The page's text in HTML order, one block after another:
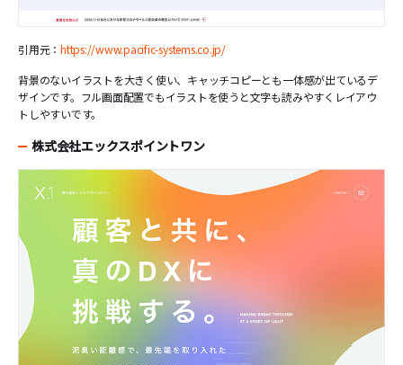
引用元：https://www.pacific-systems.co.jp/
背景のないイラストを大きく使い、キャッチコピーとも一体感が出ているデ
ザインです。フル画面配置でもイラストを使うと文字も読みやすくレイアウ
トしやすいです。
株式会社エックスポイントワン